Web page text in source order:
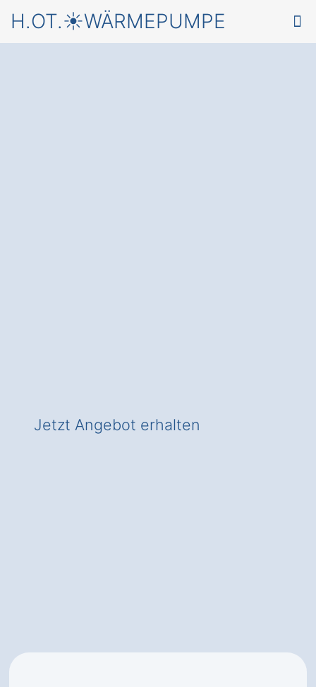
H.OT.☀️WÄRMEPUMPE
Jetzt Angebot erhalten